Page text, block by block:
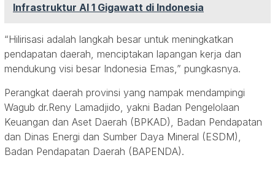
Infrastruktur AI 1 Gigawatt di Indonesia
“Hilirisasi adalah langkah besar untuk meningkatkan
pendapatan daerah, menciptakan lapangan kerja dan
mendukung visi besar Indonesia Emas,” pungkasnya.
Perangkat daerah provinsi yang nampak mendampingi
Wagub dr.Reny Lamadjido, yakni Badan Pengelolaan
Keuangan dan Aset Daerah (BPKAD), Badan Pendapatan
dan Dinas Energi dan Sumber Daya Mineral (ESDM),
Badan Pendapatan Daerah (BAPENDA).